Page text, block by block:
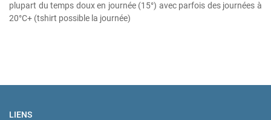
plupart du temps doux en journée (15°) avec parfois des journées à
20°C+ (tshirt possible la journée)
LIENS